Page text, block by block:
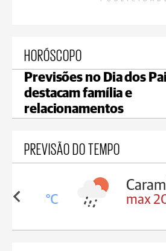
HORÓSCOPO
Previsões no Dia dos
destacam família e
relacionamentos
PREVISÃO DO TEMPO
18°C max 20°C